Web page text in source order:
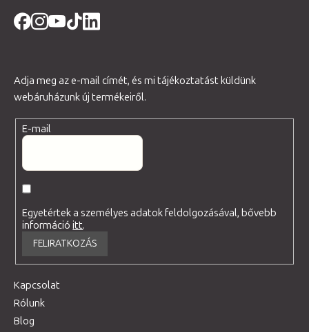
Adja meg az e-mail címét, és mi tájékoztatást küldünk
webáruházunk új termékeiről.
E-mail
Egyetértek a személyes adatok feldolgozásával, bővebb
információitt.
FELIRATKOZÁS
Kapcsolat
Rólunk
Blog